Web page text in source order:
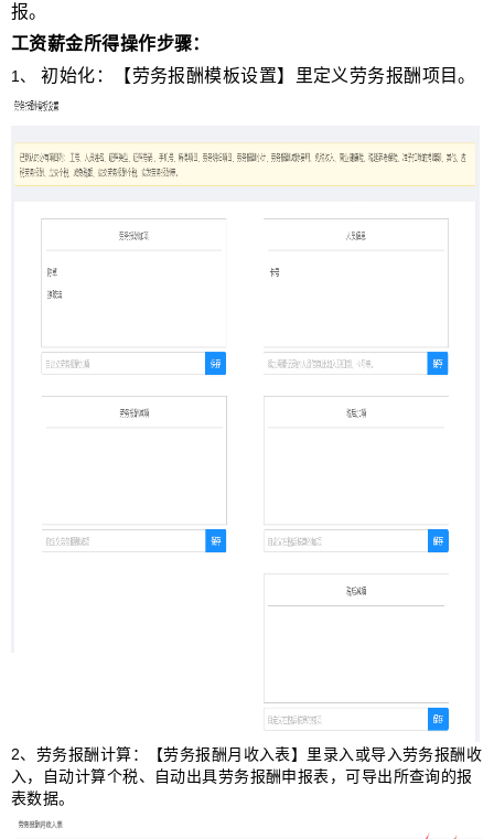
报。
工资薪金所得操作步骤：
1 、 初始化：【劳务报酬模板设置】里定义劳务报酬项目。
2、劳务报酬计算：【劳务报酬月收入表】里录入或导入劳务报酬收
入，自动计算个税、自动出具劳务报酬申报表，可导出所查询的报
表数据。